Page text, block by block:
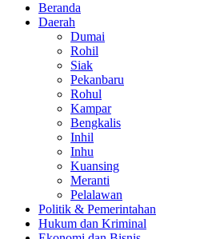
Beranda
Daerah
Dumai
Rohil
Siak
Pekanbaru
Rohul
Kampar
Bengkalis
Inhil
Inhu
Kuansing
Meranti
Pelalawan
Politik & Pemerintahan
Hukum dan Kriminal